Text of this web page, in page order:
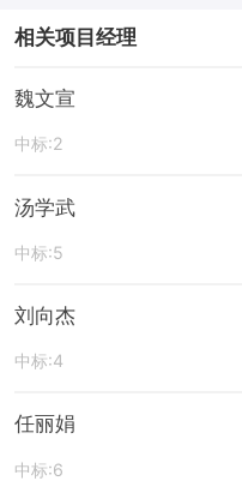
相关项目经理
魏文宣
中标:2
汤学武
中标:5
刘向杰
中标:4
任丽娟
中标:6